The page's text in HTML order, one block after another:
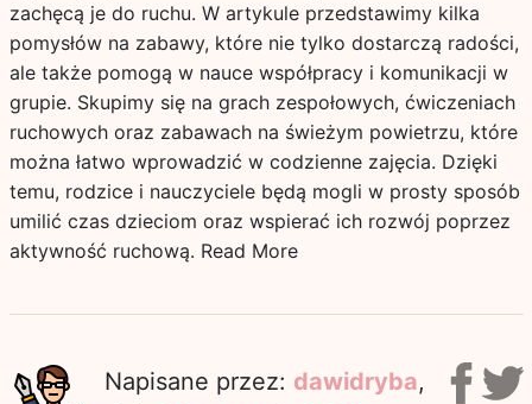
zachęcą je do ruchu. W artykule przedstawimy kilka
pomysłów na zabawy, które nie tylko dostarczą radości,
ale także pomogą w nauce współpracy i komunikacji w
grupie. Skupimy się na grach zespołowych, ćwiczeniach
ruchowych oraz zabawach na świeżym powietrzu, które
można łatwo wprowadzić w codzienne zajęcia. Dzięki
temu, rodzice i nauczyciele będą mogli w prosty sposób
umilić czas dzieciom oraz wspierać ich rozwój poprzez
aktywność ruchową. Read More
Napisane przez: dawidryba,